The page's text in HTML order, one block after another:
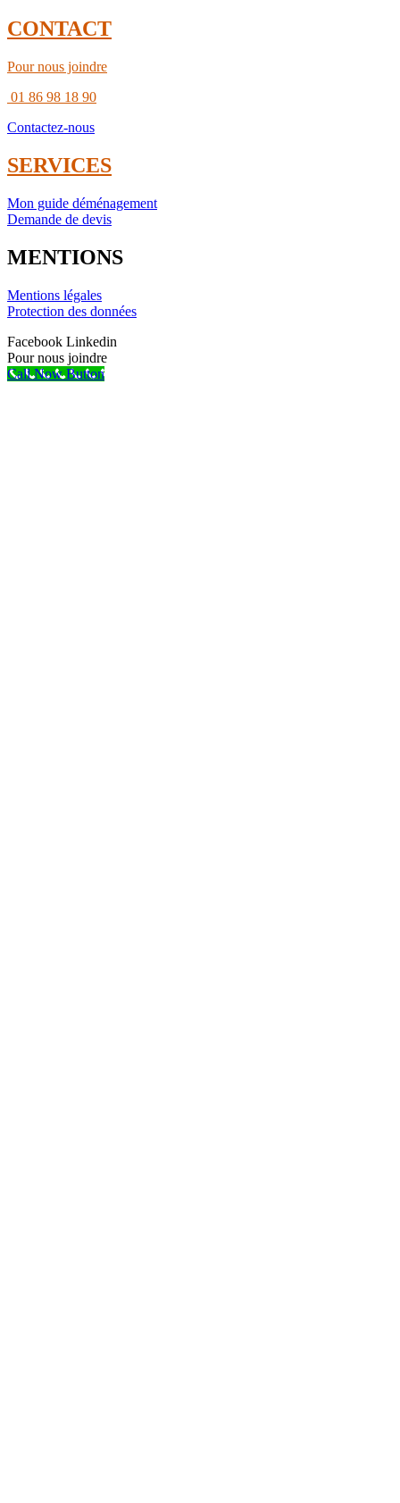
CONTACT
Pour nous joindre
01 86 98 18 90
Contactez-nous
SERVICES
Mon guide déménagement
Demande de devis
MENTIONS
Mentions légales
Protection des données
Facebook Linkedin
Pour nous joindre
Call Now Button